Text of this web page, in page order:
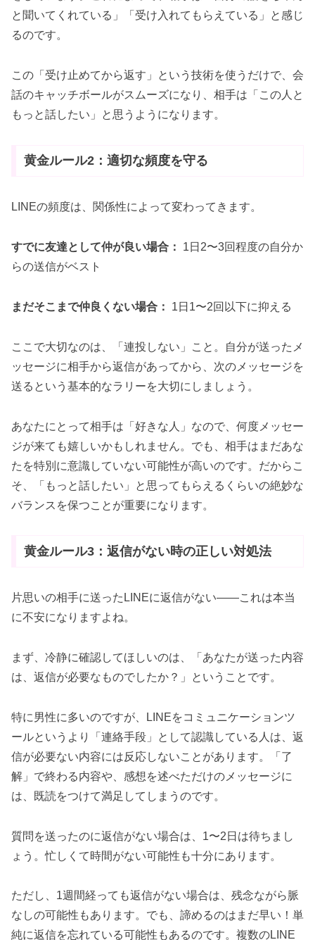
と聞いてくれている」「受け入れてもらえている」と感じ
るのです。
この「受け止めてから返す」という技術を使うだけで、会
話のキャッチボールがスムーズになり、相手は「この人と
もっと話したい」と思うようになります。
黄金ルール2：適切な頻度を守る
LINEの頻度は、関係性によって変わってきます。
すでに友達として仲が良い場合：
1日2〜3回程度の自分か
らの送信がベスト
まだそこまで仲良くない場合： 1日1〜2回以下に抑える
ここで大切なのは、「連投しない」こと。自分が送ったメ
ッセージに相手から返信があってから、次のメッセージを
送るという基本的なラリーを大切にしましょう。
あなたにとって相手は「好きな人」なので、何度メッセー
ジが来ても嬉しいかもしれません。でも、相手はまだあな
たを特別に意識していない可能性が高いのです。だからこ
そ、「もっと話したい」と思ってもらえるくらいの絶妙な
バランスを保つことが重要になります。
黄金ルール3：返信がない時の正しい対処法
片思いの相手に送ったLINEに返信がない——これは本当
に不安になりますよね。
まず、冷静に確認してほしいのは、「あなたが送った内容
は、返信が必要なものでしたか？」ということです。
特に男性に多いのですが、LINEをコミュニケーションツ
ールというより「連絡手段」として認識している人は、返
信が必要ない内容には反応しないことがあります。「了
解」で終わる内容や、感想を述べただけのメッセージに
は、既読をつけて満足してしまうのです。
質問を送ったのに返信がない場合は、1〜2日は待ちまし
ょう。忙しくて時間がない可能性も十分にあります。
ただし、1週間経っても返信がない場合は、残念ながら脈
なしの可能性もあります。でも、諦めるのはまだ早い！単
純に返信を忘れている可能性もあるのです。複数のLINE